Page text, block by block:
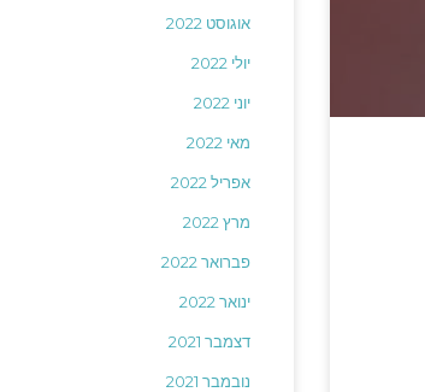
אוגוסט 2022
יולי 2022
יוני 2022
מאי 2022
אפריל 2022
מרץ 2022
פברואר 2022
ינואר 2022
דצמבר 2021
נובמבר 2021